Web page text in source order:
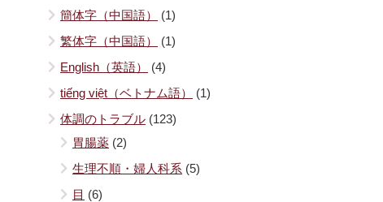
簡体字（中国語）
(1)
繁体字（中国語）
(1)
English（英語）
(4)
tiếng việt（ベトナム語）
(1)
体調のトラブル (123)
胃腸薬 (2)
生理不順・婦人科系 (5)
目 (6)